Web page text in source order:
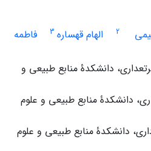
2 الهام قهساره 3
فاطمه
دانشکدۀ منابع طبیعی و
دانشکدۀ منابع طبیعی و علوم
دانشکدۀ منابع طبیعی و علوم